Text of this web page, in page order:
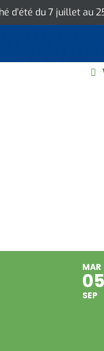
d’été du 7 juillet au
MAR
05
SEP